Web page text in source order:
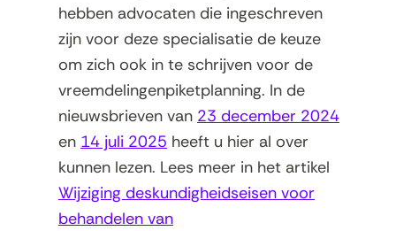
hebben advocaten die ingeschreven
zijn voor deze specialisatie de keuze
om zich ook in te schrijven voor de
vreemdelingenpiketplanning. In de
nieuwsbrieven van 23 december 2024
en 14 juli 2025 heeft u hier al over
kunnen lezen. Lees meer in het artikel
Wijziging deskundigheidseisen voor
behandelen van